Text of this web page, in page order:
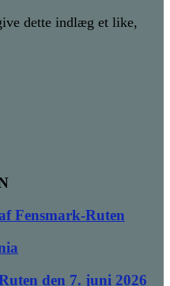
dette indlæg et like,
Fensmark-Ruten
den 7. juni 2026